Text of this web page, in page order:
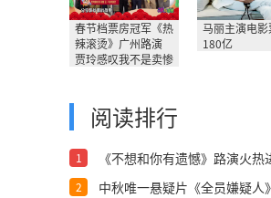
春节档票房冠军《热
辣滚烫》广州路演
贾玲感叹我不是卖惨
马丽主演电
180亿
阅读排行
1
《不想和你有遗憾》路演火热
2
中秋唯一悬疑片《全员嫌疑人》